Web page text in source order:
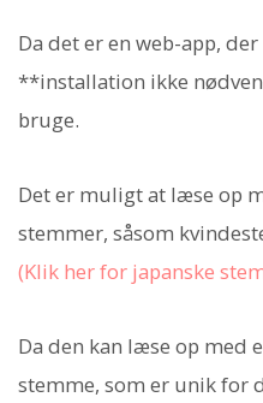
Da det er en web-app,
**installation ikke
bruge.
Det er muligt at læse op
stemmer, såsom
(Klik her for japanske
Da den kan læse op med
stemme, som er unik for